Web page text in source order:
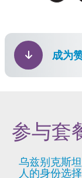
成为
参与套
乌兹别克斯
人的身份选